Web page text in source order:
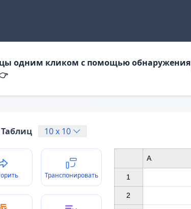
одним кликом с помощью обнаружения
10x 10
Транспонировать 1
2
A